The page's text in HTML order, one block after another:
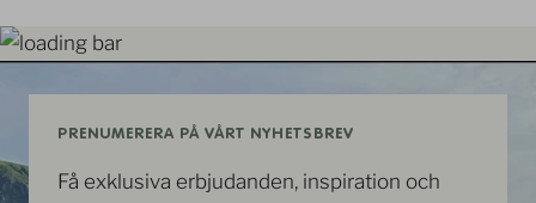
PRENUMERERA PÅ VÅRT NYHETSBREV
Få exklusiva erbjudanden, inspiration och